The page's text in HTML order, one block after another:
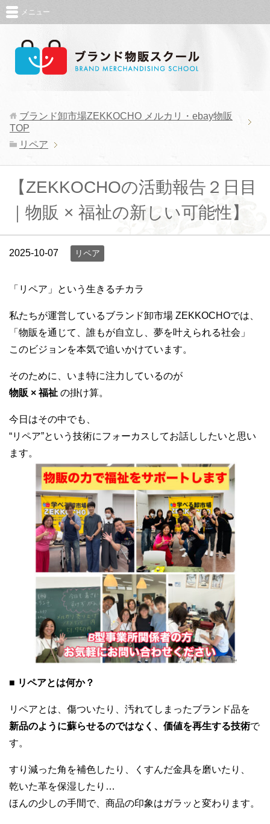
メニュー
ブランド卸市場ZEKKOCHO メルカリ・ebay物販
TOP
リペア
【ZEKKOCHOの活動報告２日目
｜物販 × 福祉の新しい可能性】
2025-10-07 リペア
「リペア」という生きるチカラ
私たちが運営しているブランド卸市場 ZEKKOCHOでは、
「物販を通じて、誰もが自立し、夢を叶えられる社会」
このビジョンを本気で追いかけています。
そのために、いま特に注力しているのが
物販 × 福祉 の掛け算。
今日はその中でも、
“リペア”という技術にフォーカスしてお話ししたいと思い
ます。
■ リペアとは何か？
リペアとは、傷ついたり、汚れてしまったブランド品を
新品のように蘇らせるのではなく、価値を再生する技術で
す。
すり減った角を補色したり、くすんだ金具を磨いたり、
乾いた革を保湿したり…
ほんの少しの手間で、商品の印象はガラッと変わります。